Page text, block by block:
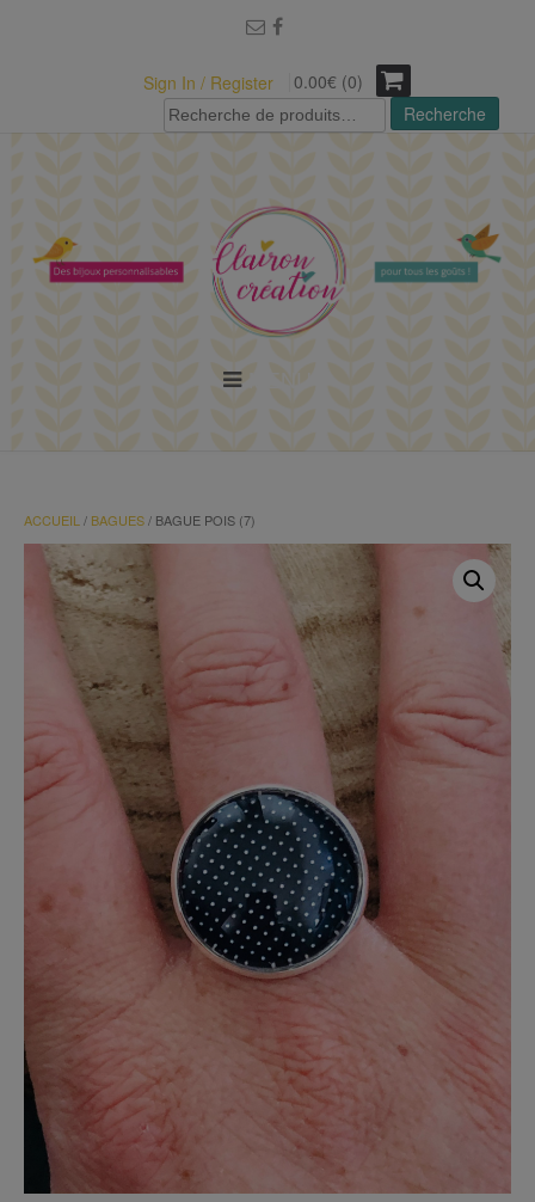
Sign In / Register
0.00€ (0)
Recherche
pour :
Recherche
ACCUEIL / BAGUES/ BAGUE POIS (7)